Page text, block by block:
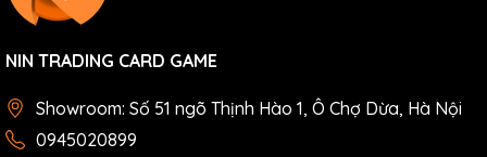
NIN TRADING CARD GAME
Showroom: Số 51 ngõ Thịnh Hào 1, Ô Chợ Dừa, Hà Nội
0945020899